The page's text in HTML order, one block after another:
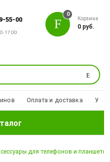
55-00
17:00
Поиск
0
Корзина
0 руб.
Оплата и доставка
для телефонов и планшетов